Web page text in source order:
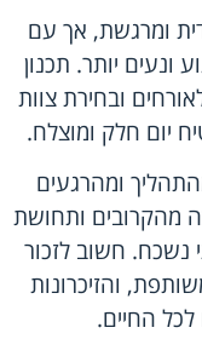
ומרגשת, אך עם
ונעים יותר. תכנון
ובחירת צוות
יום חלק ומוצלח.
ומהרגעים
מהקרובים ותחושת
נשכח. חשוב לזכור
והזיכרונות
לכל החיים.